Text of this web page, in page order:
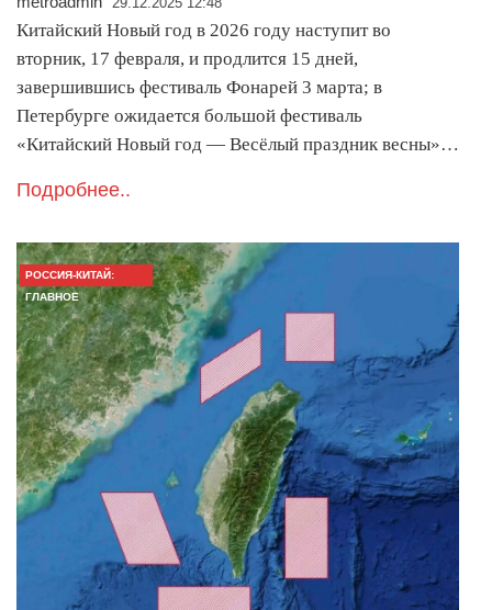
Китайский Новый год в 2026 году наступит во
вторник, 17 февраля, и продлится 15 дней,
завершившись фестиваль Фонарей 3 марта; в
Петербурге ожидается большой фестиваль
«Китайский Новый год — Весёлый праздник весны»…
Подробнее..
РОССИЯ-КИТАЙ:
ГЛАВНОЕ